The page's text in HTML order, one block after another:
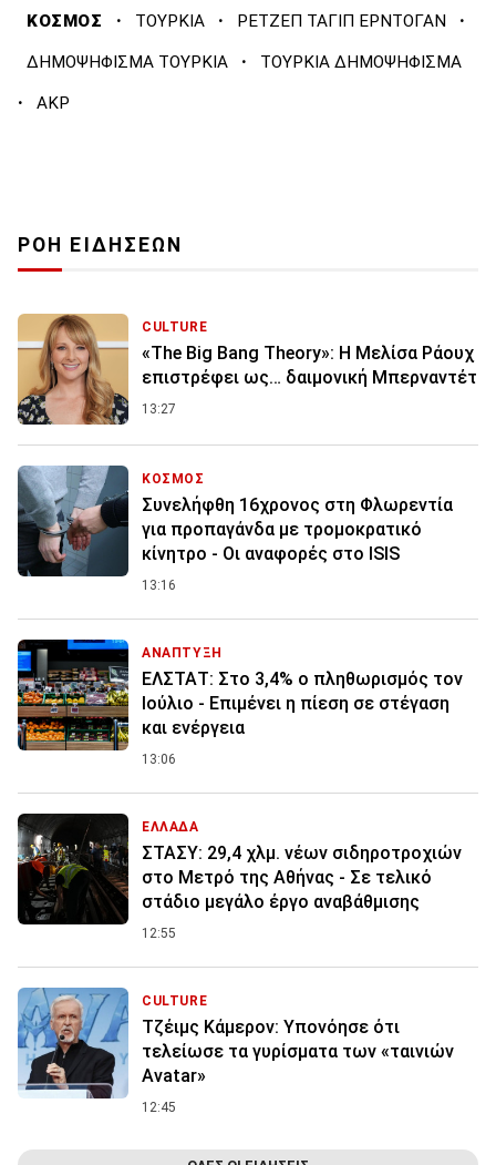
ΚΟΣΜΟΣ · ΤΟΥΡΚΙΑ · ΡΕΤΖΕΠ ΤΑΓΙΠ ΕΡΝΤΟΓΑΝ ·
ΔΗΜΟΨΗΦΙΣΜΑ ΤΟΥΡΚΙΑ · ΤΟΥΡΚΙΑ ΔΗΜΟΨΗΦΙΣΜΑ
· AKP
ΡΟΗ ΕΙΔΗΣΕΩΝ
CULTURE
«The Big Bang Theory»: Η Μελίσα Ράουχ
επιστρέφει ως… δαιμονική Μπερναντέτ
13:27
ΚΟΣΜΟΣ
Συνελήφθη 16χρονος στη Φλωρεντία
για προπαγάνδα με τρομοκρατικό
κίνητρο - Οι αναφορές στο ISIS
13:16
ΑΝΑΠΤΥΞΗ
ΕΛΣΤΑΤ: Στο 3,4% ο πληθωρισμός τον
Ιούλιο - Επιμένει η πίεση σε στέγαση
και ενέργεια
13:06
ΕΛΛΑΔΑ
ΣΤΑΣΥ: 29,4 χλμ. νέων σιδηροτροχιών
στο Μετρό της Αθήνας - Σε τελικό
στάδιο μεγάλο έργο αναβάθμισης
12:55
CULTURE
Τζέιμς Κάμερον: Υπονόησε ότι
τελείωσε τα γυρίσματα των «ταινιών
Avatar»
12:45